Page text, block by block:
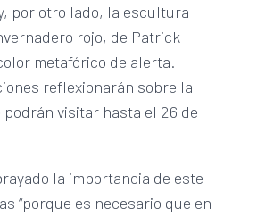
por otro lado, la escultura
rojo, de Patrick
metafórico de alerta.
reflexionarán sobre la
podrán visitar hasta el 26 de
la importancia de este
“porque es necesario que en